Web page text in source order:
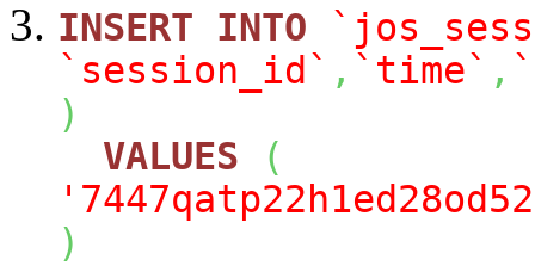
INSERT
INTO
`session_id` , `time` ,
)
VALUES
(
)